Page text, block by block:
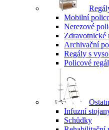
Mobilní
Nerezové
Zdravotnické
Archivační
Regály s
Policové
Infuzní
Schůdky